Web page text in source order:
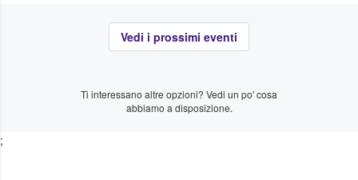
Vedi i prossimi eventi
Ti interessano altre opzioni? Vedi un po' cosa
abbiamo a disposizione.
;